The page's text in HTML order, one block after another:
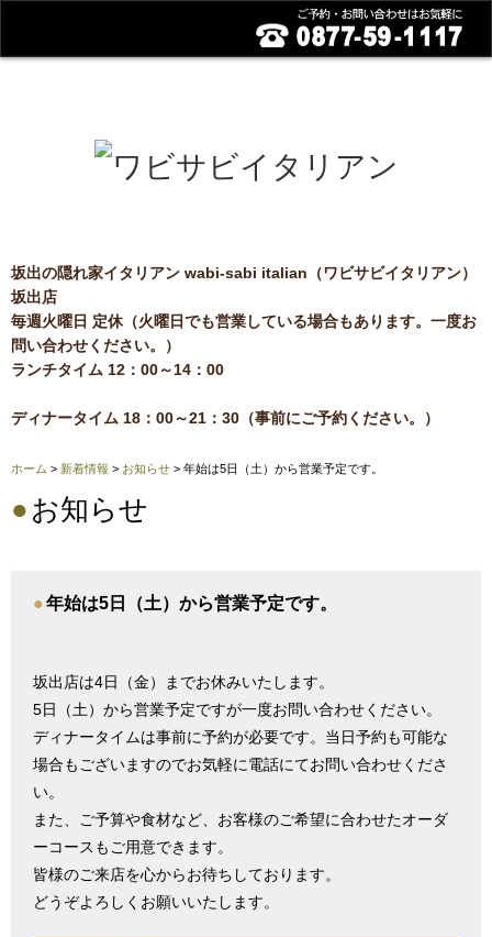
坂出の隠れ家イタリアン wabi-sabi italian（ワビサビイタリアン）
坂出店
毎週火曜日 定休（火曜日でも営業している場合もあります。一度お
問い合わせください。）
ランチタイム 12：00～14：00
ディナータイム 18：00～21：30（事前にご予約ください。）
ホーム > 新着情報 > お知らせ > 年始は5日（土）から営業予定です。
● お知らせ
●年始は5日（土）から営業予定です。
坂出店は4日（金）までお休みいたします。
5日（土）から営業予定ですが一度お問い合わせください。
ディナータイムは事前に予約が必要です。当日予約も可能な
場合もございますのでお気軽に電話にてお問い合わせくださ
い。
また、ご予算や食材など、お客様のご希望に合わせたオーダ
ーコースもご用意できます。
皆様のご来店を心からお待ちしております。
どうぞよろしくお願いいたします。